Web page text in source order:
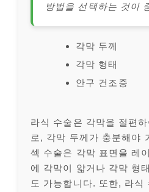
방법을 선택하는 것이
각막 두께
각막 형태
안구 건조증
라식 수술은 각막을 절편
로, 각막 두께가 충분해야
섹 수술은 각막 표면을 레
에 각막이 얇거나 각막 형
도 가능합니다. 또한, 라식